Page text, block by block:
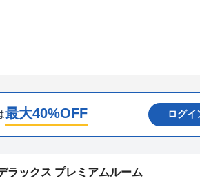
最大40%OFF ログイ
ラックス プレミアムルーム